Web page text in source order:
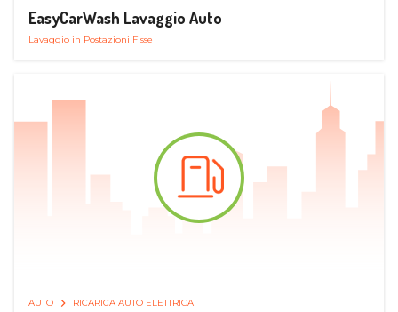
EasyCarWash Lavaggio Auto
Lavaggio in Postazioni Fisse
AUTO RICARICA AUTO ELETTRICA